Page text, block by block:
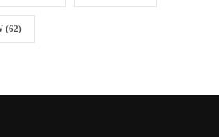
(62)